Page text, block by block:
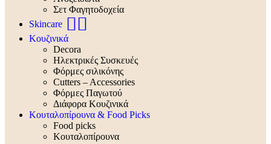
Σετ Φαγητοδοχεία
Skincare 🧖‍♀️
Κουζινικά
Decora
Ηλεκτρικές Συσκευές
Φόρμες σιλικόνης
Cutters – Accessories
Φόρμες Παγωτού
Διάφορα Κουζινικά
Κουταλοπίρουνα & Food Picks
Food picks
Κουταλοπίρουνα